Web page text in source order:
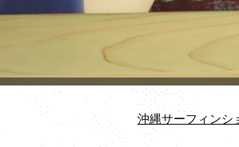
沖縄サーフィンシ